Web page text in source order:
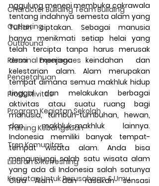
Character Building Team Building
Gathering
Outbound
Personal Experiences
Pengetahuan
Produktivitas
Program Kegiatan Sekolah
Training Kebangsaan
Tren Komunitas
Liburan & Refreshing
Kegiatan Untuk Perusahaan & Umu
nggulung menepi membuka cakrawala
tentang indahnya semesta alam yang
Tuhan ciptakan. Sebagai manusia
hanya menikmati setiap helai yang
telah tercipta tanpa harus merusak
demi menjaga keindahan dan
kelestarian alam. Alam merupakan
tempat dimana semua makhluk hidup
tinggal dan melakukan berbagai
aktivitas atau suatu ruang bagi
manusia, tumbuh-tumbuhan, hewan,
dan makhluk-makhluk lainnya.
Indonesia memiliki banyak tempat-
tempat wisata alam. Anda bisa
mengunjungi salah satu wisata alam
yang ada di Indonesia salah satunya
Citra Alam dan rasakan sensasi